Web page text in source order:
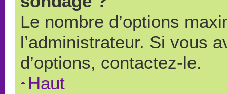
Le nombre d’options
l’administrateur. Si vous
d’options, contactez-le.
Haut